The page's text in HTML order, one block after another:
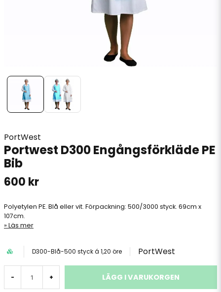
PortWest
Portwest D300 Engångsförkläde PE
Bib
600 kr
Polyetylen PE. Blå eller vit. Förpackning: 500/3000 styck. 69cm x
107cm.
Läs mer
D300-Blå-500 styck á 1,20 öre PortWest
- + LÄGG I VARUKORGEN